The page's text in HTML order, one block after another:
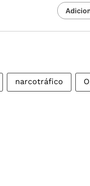
narcotráfico